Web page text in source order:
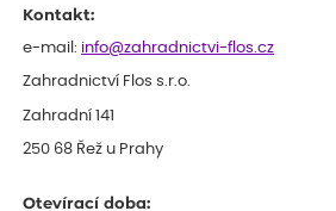
Kontakt:
e-mail: info@zahradnictvi-flos.cz
Zahradnictví Flos s.r.o.
Zahradní 141
250 68 Řež u Prahy
Otevírací doba: